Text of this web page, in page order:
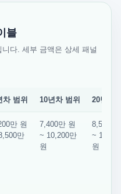
블
다. 세부 금액은 상세 패널
차 범위 10년차 범위 20년차
만 원
만
7,400만 원
~ 10,200만
원
8,500만
~
원